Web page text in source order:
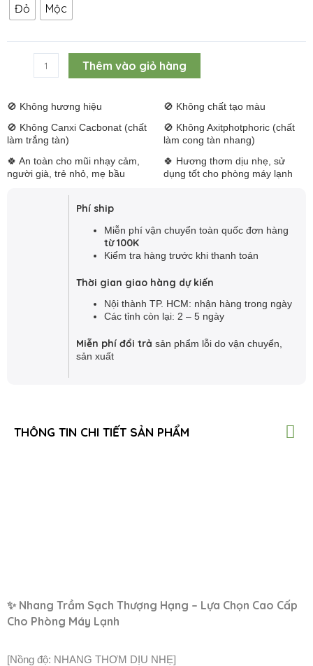
Đỏ Mộc
Hương
400
Hạng
lượng
Thêm vào giỏ hàng
🚫 Không hương hiệu
🚫 Không Canxi Cacbonat (chất
làm trắng tàn)
🍀 An toàn cho mũi nhạy cảm,
người già, trẻ nhỏ, mẹ bầu
🚫 Không chất tạo màu
🚫 Không Axitphotphoric (chất
làm cong tàn nhang)
🍀 Hương thơm dịu nhẹ, sử
dụng tốt cho phòng máy lạnh
Phí ship
Miễn phí vận chuyển toàn quốc đơn hàng
từ 100K
Kiểm tra hàng trước khi thanh toán
Thời gian giao hàng dự kiến
Nội thành TP. HCM: nhận hàng trong ngày
Các tỉnh còn lại: 2 – 5 ngày
Miễn phí đổi trả sản phẩm lỗi do vận chuyển,
sản xuất
THÔNG TIN CHI TIẾT SẢN PHẨM
✨ Nhang Trầm Sạch Thượng Hạng – Lựa Chọn Cao Cấp
Cho Phòng Máy Lạnh
[Nồng độ: NHANG THƠM DỊU NHẸ]